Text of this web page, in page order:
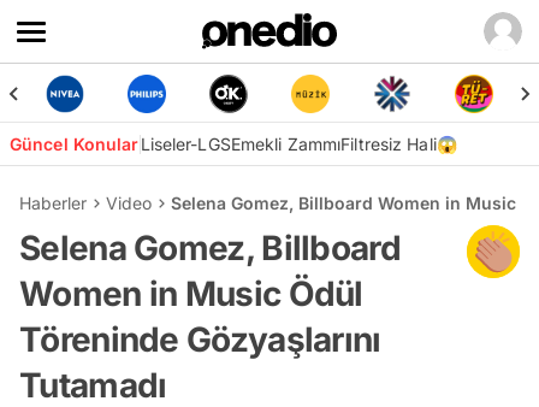
Güncel KonularLiseler-LGSEmekli ZammıFiltresiz Hali😱
Haberler Video Selena Gomez, Billboard Women in Music
Selena Gomez, Billboard
Women in Music Ödül
Töreninde Gözyaşlarını
Tutamadı